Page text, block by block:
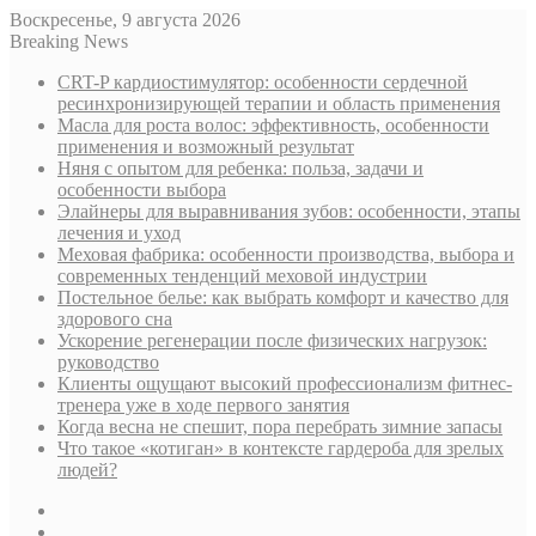
Воскресенье, 9 августа 2026
Breaking News
CRT-P кардиостимулятор: особенности сердечной
ресинхронизирующей терапии и область применения
Масла для роста волос: эффективность, особенности
применения и возможный результат
Няня с опытом для ребенка: польза, задачи и
особенности выбора
Элайнеры для выравнивания зубов: особенности, этапы
лечения и уход
Меховая фабрика: особенности производства, выбора и
современных тенденций меховой индустрии
Постельное белье: как выбрать комфорт и качество для
здорового сна
Ускорение регенерации после физических нагрузок:
руководство
Клиенты ощущают высокий профессионализм фитнес-
тренера уже в ходе первого занятия
Когда весна не спешит, пора перебрать зимние запасы
Что такое «котиган» в контексте гардероба для зрелых
людей?